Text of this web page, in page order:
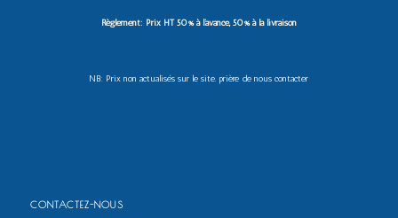
Règlement: Prix HT 50% à l’avance, 50% à la livraison
NB: Prix non actualisés sur le site. prière de nous contacter
CONTACTEZ-NOUS